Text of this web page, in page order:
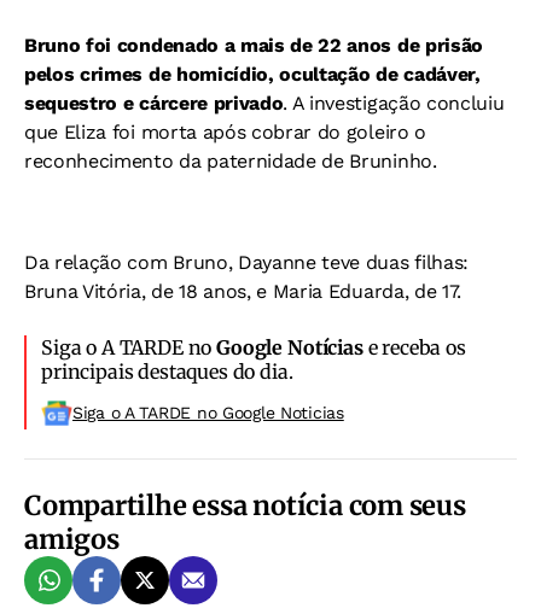
Bruno foi condenado a mais de 22 anos de prisão
pelos crimes de homicídio, ocultação de cadáver,
sequestro e cárcere privado. A investigação concluiu
que Eliza foi morta após cobrar do goleiro o
reconhecimento da paternidade de Bruninho.
Da relação com Bruno, Dayanne teve duas filhas:
Bruna Vitória, de 18 anos, e Maria Eduarda, de 17.
Siga o A TARDE noGoogle Notíciase receba os
principais destaques do dia.
Siga o A TARDE no Google Noticias
Compartilhe essa notícia com seus
amigos